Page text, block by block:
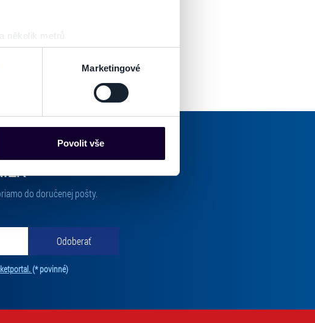
několik metrů
(otisk prstu)
části s podrobnostmi. Svůj souhlas
mohou představovat
k personalizaci obsahu a reklam.
Marketingové
Povolit vše
do doručenej pošty.
Odoberať
(* povinné)Tento súhlas je povinný na odber newslettra. Bez súhlasu nie je možné vás